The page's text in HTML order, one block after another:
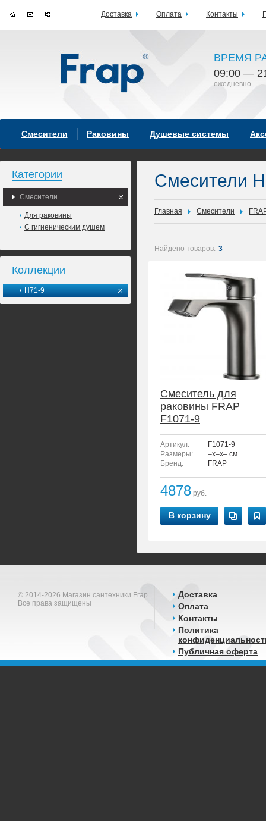
ВРЕМЯ
09:00 —
ежедневно
Смесители Раковины Душевые системы
Категории
Смесители
Для раковины
С гигиеническим душем
Коллекции
H71-9
Смесители
Главная Смесители
Найдено товаров: 3
Смеситель для
раковины FRAP
F1071-9
Артикул:
F1071-9
Размеры:
–x–x– см.
Бренд:
FRAP
4878 руб.
В корзину
© 2014-2026 Магазин сантехники Frap
Все права защищены
Доставка
Оплата
Контакты
Политика
Публичная оферта
Доставка Оплата Контакты